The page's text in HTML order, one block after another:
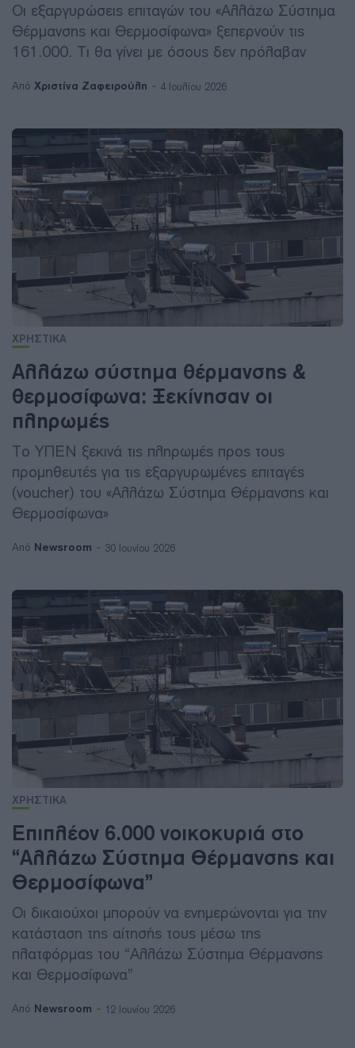
Οι εξαργυρώσεις επιταγών του «Αλλάζω Σύστημα
Θέρμανσης και Θερμοσίφωνα» ξεπερνούν τις
161.000. Τι θα γίνει με όσους δεν πρόλαβαν
Από Χριστίνα Ζαφειρούλη 4 Ιουλίου 2026
ΧΡΗΣΤΙΚΑ
Αλλάζω σύστημα θέρμανσης &
θερμοσίφωνα: Ξεκίνησαν οι
πληρωμές
Το ΥΠΕΝ ξεκινά τις πληρωμές προς τους
προμηθευτές για τις εξαργυρωμένες επιταγές
(voucher) του «Αλλάζω Σύστημα Θέρμανσης και
Θερμοσίφωνα»
Από Newsroom 30 Ιουνίου 2026
ΧΡΗΣΤΙΚΑ
Επιπλέον 6.000 νοικοκυριά στο
“Αλλάζω Σύστημα Θέρμανσης και
Θερμοσίφωνα”
Οι δικαιούχοι μπορούν να ενημερώνονται για την
κατάσταση της αίτησής τους μέσω της
πλατφόρμας του “Αλλάζω Σύστημα Θέρμανσης
και Θερμοσίφωνα”
Από Newsroom 12 Ιουνίου 2026